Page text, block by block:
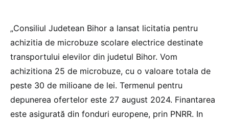
„Consiliul Judetean Bihor a lansat licitatia pentru
achizitia de microbuze scolare electrice destinate
transportului elevilor din judetul Bihor. Vom
achizitiona 25 de microbuze, cu o valoare totala de
peste 30 de milioane de lei. Termenul pentru
depunerea ofertelor este 27 august 2024. Finantarea
este asigurată din fonduri europene, prin PNRR. In